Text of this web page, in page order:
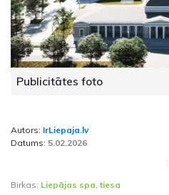
Publicitātes foto
Autors: IrLiepaja.lv
Datums: 5.02.2026
Birkas: Liepājas spa,tiesa